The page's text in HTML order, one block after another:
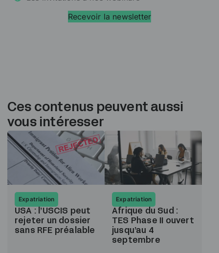
Recevoir la newsletter
Ces contenus peuvent aussi
vous intéresser
Expatriation
USA : l’USCIS peut
rejeter un dossier
sans RFE préalable
Expatriation
Afrique du Sud :
TES Phase II ouvert
jusqu’au 4
septembre